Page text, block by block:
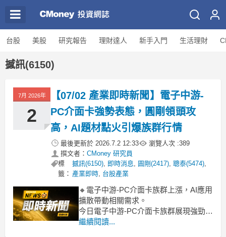
台股 美股 研究報告 理財達人 新手入門 生活理財
撼訊(6150)
7月 2026年
2
【07/02 產業即時新聞】電子中游-
PC介面卡強勢表態，圓剛領頭攻
高，AI題材點火引爆族群行情
最後更新於 2026.7.2 12:33 瀏覽人次 :389
撰文者： CMoney 研究員
標
籤：
撼訊(6150), 即時消息, 圓剛(2417),聰泰(5474),
產業即時, 台股產業
🔸電子中游-PC介面卡族群上漲，AI應用
擴散帶動相關需求。
今日電子中游-PC介面卡族群展現強勁上
攻力道，整體類股漲幅超過5.5%，尤其
繼續閱讀...